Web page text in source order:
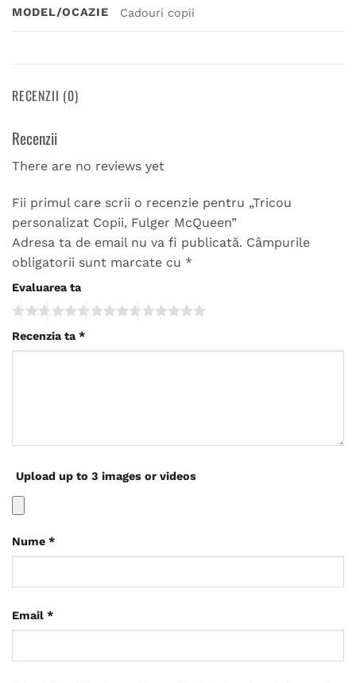
MODEL/OCAZIE Cadouri copii
RECENZII (0)
Recenzii
There are no reviews yet
Fii primul care scrii o recenzie pentru „Tricou
personalizat Copii, Fulger McQueen”
Adresa ta de email nu va fi publicată. Câmpurile
obligatorii sunt marcate cu *
Evaluarea ta
Recenzia ta*
Upload up to 3 images or videos
Nume *
Email *